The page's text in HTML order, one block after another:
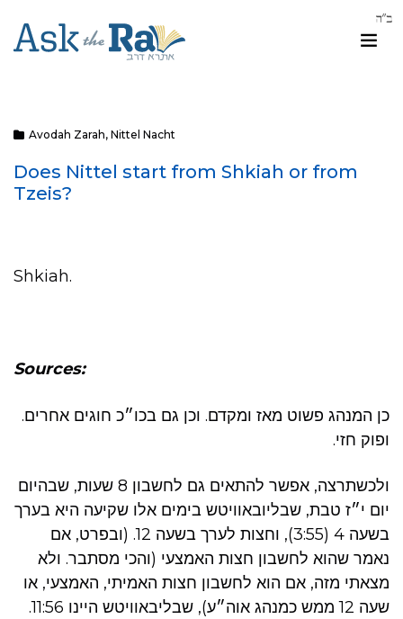
Avodah Zarah, Nittel Nacht
Does Nittel start from Shkiah or from
Tzeis?
Shkiah.
Sources:
כן המנהג פשוט מאז ומקדם. וכן גם בכו״כ חוגים אחרים.
ופוק חזי.
ולכשתרצה, אפשר להתאים גם לחשבון 8 שעות, שבהיום
יום י״ז טבת, שבליובאוויטש בימים אלו שקיעה היא בערך
בשעה 4 (3:55), וחצות לערך בשעה 12. (ובפרט, אם
נאמר שהוא לחשבון חצות האמצעי (והכי מסתבר. ולא
מצאתי מזה, אם הוא לחשבון חצות האמיתי, האמצעי, או
שעה 12 ממש כמנהג אוה״ע), שבליבאוויטש היינו 11:56.